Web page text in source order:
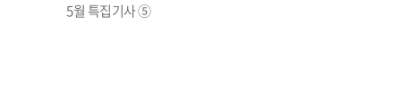
5월 특집기사 ⑤